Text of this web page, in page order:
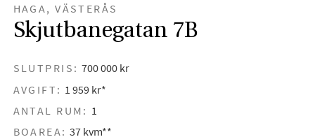
HAGA, VÄSTERÅS
Skjutbanegatan 7B
SLUTPRIS: 700 000 kr
AVGIFT: 1 959 kr*
ANTAL RUM: 1
BOAREA: 37 kvm**